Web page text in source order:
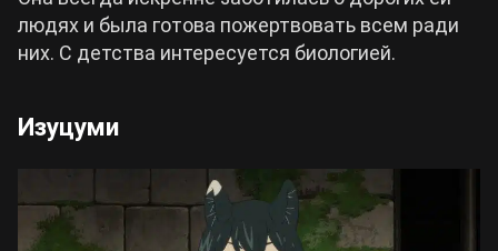
людях и была готова пожертвовать всем ради
них. С детства интересуется биологией.
Изуцуми